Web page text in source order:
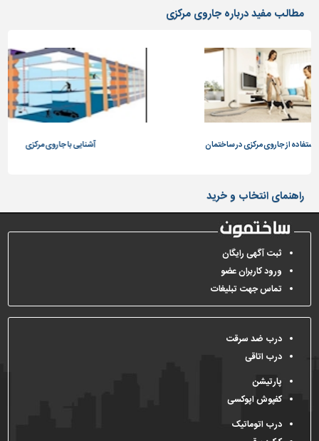
محوطه
و
نما
ساخت
و
ساز
تاسیسات
ترافیک
و
سازه
سایر
مطالب مفید درباره جاروی مرکزی
مرکزی در ساختمان آشنایی با جاروی مرکزی
راهنمای انتخاب و خرید
ثبت آگهی رایگان
ورود کاربران عضو
تماس جهت تبلیغات
درب ضد سرقت
درب اتاقی
پارتیشن
کفپوش اپوکسی
درب اتوماتیک